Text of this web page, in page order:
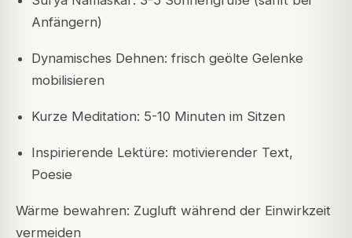
Anfängern)
Dynamisches Dehnen: frisch geölte Gelenke
mobilisieren
Kurze Meditation: 5-10 Minuten im Sitzen
Inspirierende Lektüre: motivierender Text,
Poesie
Wärme bewahren: Zugluft während der Einwirkzeit
vermeiden